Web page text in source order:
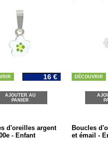
16 €
AJOUTER AU
PANIER
DÉCOUVRIR
d'oreilles argent
- Enfant
Boucles
et émail -